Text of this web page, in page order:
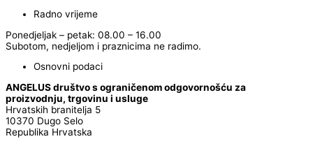
Radno vrijeme
Ponedjeljak – petak: 08.00 – 16.00
Subotom, nedjeljom i praznicima ne radimo.
Osnovni podaci
ANGELUS društvo s ograničenom odgovornošću za
proizvodnju, trgovinu i usluge
Hrvatskih branitelja 5
10370 Dugo Selo
Republika Hrvatska